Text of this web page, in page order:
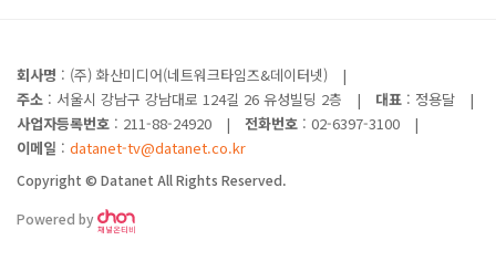
회사명 : (주) 화산미디어(네트워크타임즈&데이터넷)
|
주소 : 서울시 강남구 강남대로 124길 26 유성빌딩 2층 | 대표 : 정용달
|
사업자등록번호 : 211-88-24920 | 전화번호 : 02-6397-3100
|
이메일 : datanet-tv@datanet.co.kr
Copyright © Datanet All Rights Reserved.
Powered by